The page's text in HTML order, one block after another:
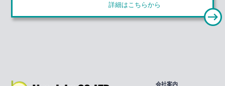
詳細はこちらから
会社案内